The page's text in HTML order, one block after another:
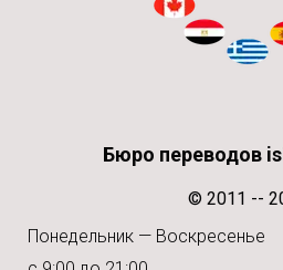
Бюро переводов
© 2011 --
Понедельник — Воскресенье